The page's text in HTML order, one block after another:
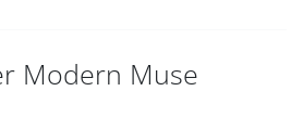
Modern Muse